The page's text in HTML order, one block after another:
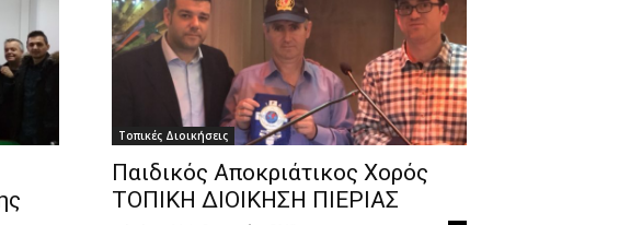
Τοπικές Διοικήσεις
Παιδικός Αποκριάτικος Χορός
ΤΟΠΙΚΗ ΔΙΟΙΚΗΣΗ ΠΙΕΡΙΑΣ